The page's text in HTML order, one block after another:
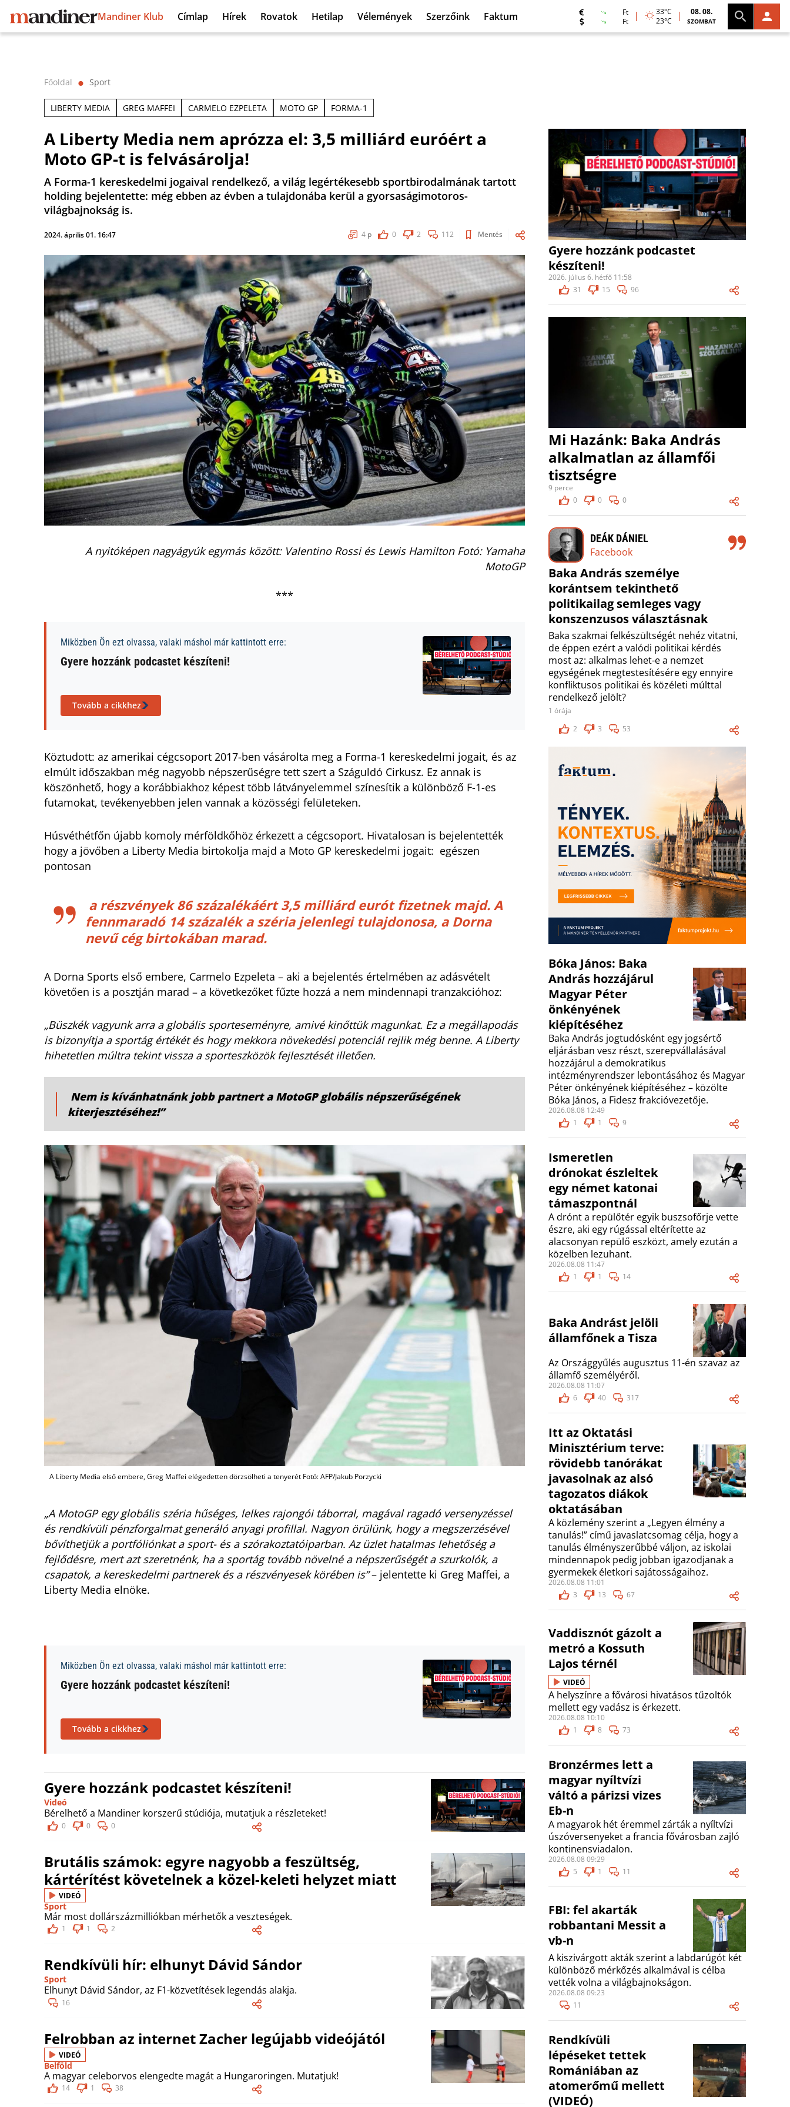
Mandiner Klub Címlap Hírek Rovatok Hetilap Vélemények Szerzőink Faktum
Ft
Ft
33°C
23°C
08. 08.
SZOMBAT
Főoldal ⬤ Sport
LIBERTY MEDIA GREG MAFFEI CARMELO EZPELETA MOTO GP FORMA-1
A Liberty Media nem aprózza el: 3,5 milliárd euróért a
Moto GP-t is felvásárolja!
A Forma-1 kereskedelmi jogaival rendelkező, a világ legértékesebb sportbirodalmának tartott
holding bejelentette: még ebben az évben a tulajdonába kerül a gyorsaságimotoros-
világbajnokság is.
2024. április 01. 16:47 4 p 0 2 112 Mentés
A nyitóképen nagyágyúk egymás között: Valentino Rossi és Lewis Hamilton Fotó: Yamaha
MotoGP
***
Miközben Ön ezt olvassa, valaki máshol már kattintott erre:
Gyere hozzánk podcastet készíteni!
Tovább a cikkhez
Köztudott: az amerikai cégcsoport 2017-ben vásárolta meg a Forma-1 kereskedelmi jogait, és az
elmúlt időszakban még nagyobb népszerűségre tett szert a Száguldó Cirkusz. Ez annak is
köszönhető, hogy a korábbiakhoz képest több látványelemmel színesítik a különböző F-1-es
futamokat, tevékenyebben jelen vannak a közösségi felületeken.
Húsvéthétfőn újabb komoly mérföldkőhöz érkezett a cégcsoport. Hivatalosan is bejelentették
hogy a jövőben a Liberty Media birtokolja majd a Moto GP kereskedelmi jogait: egészen
pontosan
a részvények 86 százalékáért 3,5 milliárd eurót fizetnek majd. A
fennmaradó 14 százalék a széria jelenlegi tulajdonosa, a Dorna
nevű cég birtokában marad.
A Dorna Sports első embere, Carmelo Ezpeleta – aki a bejelentés értelmében az adásvételt
követően is a posztján marad – a következőket fűzte hozzá a nem mindennapi tranzakcióhoz:
„Büszkék vagyunk arra a globális sporteseményre, amivé kinőttük magunkat. Ez a megállapodás
is bizonyítja a sportág értékét és hogy mekkora növekedési potenciál rejlik még benne. A Liberty
hihetetlen múltra tekint vissza a sporteszközök fejlesztését illetően.
Nem is kívánhatnánk jobb partnert a MotoGP globális népszerűségének
kiterjesztéséhez!”
A Liberty Media első embere, Greg Maffei elégedetten dörzsölheti a tenyerét Fotó: AFP/Jakub Porzycki
„A MotoGP egy globális széria hűséges, lelkes rajongói táborral, magával ragadó versenyzéssel
és rendkívüli pénzforgalmat generáló anyagi profillal. Nagyon örülünk, hogy a megszerzésével
bővíthetjük a portfóliónkat a sport- és a szórakoztatóiparban. Az üzlet hatalmas lehetőség a
fejlődésre, mert azt szeretnénk, ha a sportág tovább növelné a népszerűségét a szurkolók, a
csapatok, a kereskedelmi partnerek és a részvényesek körében is”– jelentette ki Greg Maffei, a
Liberty Media elnöke.
Miközben Ön ezt olvassa, valaki máshol már kattintott erre:
Gyere hozzánk podcastet készíteni!
Tovább a cikkhez
Gyere hozzánk podcastet készíteni!
Videó
Bérelhető a Mandiner korszerű stúdiója, mutatjuk a részleteket!
0 0 0
Brutális számok: egyre nagyobb a feszültség,
kártérítést követelnek a közel-keleti helyzet miatt
VIDEÓ
Sport
Már most dollárszázmilliókban mérhetők a veszteségek.
1 1 2
Rendkívüli hír: elhunyt Dávid Sándor
Sport
Elhunyt Dávid Sándor, az F1-közvetítések legendás alakja.
16
Felrobban az internet Zacher legújabb videójától
VIDEÓ
Belföld
A magyar celeborvos elengedte magát a Hungaroringen. Mutatjuk!
14 1 38
Gyere hozzánk podcastet
készíteni!
2026. július 6. hétfő 11:58
31
15 96
Mi Hazánk: Baka András
alkalmatlan az államfői
tisztségre
9 perce
0
0 0
DEÁK DÁNIEL
Facebook
Baka András személye
korántsem tekinthető
politikailag semleges vagy
konszenzusos választásnak
Baka szakmai felkészültségét nehéz vitatni,
de éppen ezért a valódi politikai kérdés
most az: alkalmas lehet-e a nemzet
egységének megtestesítésére egy ennyire
konfliktusos politikai és közéleti múlttal
rendelkező jelölt?
1 órája
2
3 53
Bóka János: Baka
András hozzájárul
Magyar Péter
önkényének
kiépítéséhez
Baka András jogtudósként egy jogsértő
eljárásban vesz részt, szerepvállalásával
hozzájárul a demokratikus
intézményrendszer lebontásához és Magyar
Péter önkényének kiépítéséhez – közölte
Bóka János, a Fidesz frakcióvezetője.
2026.08.08 12:49
1
1 9
Ismeretlen
drónokat észleltek
egy német katonai
támaszpontnál
A drónt a repülőtér egyik buszsofőrje vette
észre, aki egy rúgással eltérítette az
alacsonyan repülő eszközt, amely ezután a
közelben lezuhant.
2026.08.08 11:47
1
1 14
Baka Andrást jelöli
államfőnek a Tisza
Az Országgyűlés augusztus 11-én szavaz az
államfő személyéről.
2026.08.08 11:07
6
40 317
Itt az Oktatási
Minisztérium terve:
rövidebb tanórákat
javasolnak az alsó
tagozatos diákok
oktatásában
A közlemény szerint a „Legyen élmény a
tanulás!” című javaslatcsomag célja, hogy a
tanulás élményszerűbbé váljon, az iskolai
mindennapok pedig jobban igazodjanak a
gyermekek életkori sajátosságaihoz.
2026.08.08 11:01
3
13 67
Vaddisznót gázolt a
metró a Kossuth
Lajos térnél
VIDEÓ
A helyszínre a fővárosi hivatásos tűzoltók
mellett egy vadász is érkezett.
2026.08.08 10:10
1
8 73
Bronzérmes lett a
magyar nyíltvízi
váltó a párizsi vizes
Eb-n
A magyarok hét éremmel zárták a nyíltvízi
úszóversenyeket a francia fővárosban zajló
kontinensviadalon.
2026.08.08 09:29
5
1 11
FBI: fel akarták
robbantani Messit a
vb-n
A kiszivárgott akták szerint a labdarúgót két
különböző mérkőzés alkalmával is célba
vették volna a világbajnokságon.
2026.08.08 09:23
11
Rendkívüli
lépéseket tettek
Romániában az
atomerőmű mellett
(VIDEÓ)